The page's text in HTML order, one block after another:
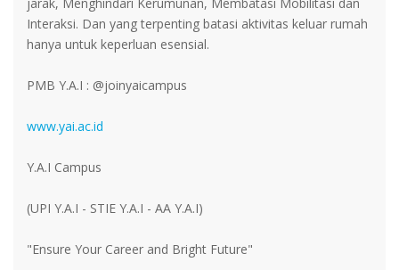
Interaksi. Dan yang terpenting batasi aktivitas keluar rumah
hanya untuk keperluan esensial.
PMB Y.A.I : @joinyaicampus
www.yai.ac.id
Y.A.I Campus
(UPI Y.A.I - STIE Y.A.I - AA Y.A.I)
"Ensure Your Career and Bright Future"